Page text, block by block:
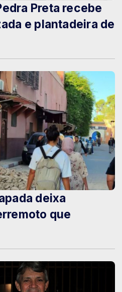
Preta recebe
e plantadeira de
deixa
que